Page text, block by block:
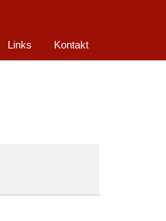
Links Kontakt